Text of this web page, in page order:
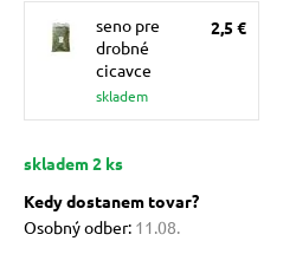
podložky
seno pre
drobné
cicavce
skladem
2,5 €
skladem 2 ks
Kedy dostanem tovar?
Osobný odber: 11.08.